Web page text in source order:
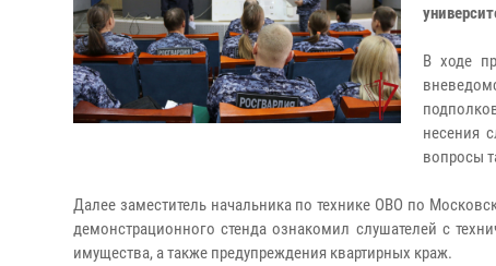
В ходе
несения
вопросы
Далее заместитель начальника по технике ОВО по
демонстрационного стенда ознакомил слушателей с
имущества, а также предупреждения квартирных краж.